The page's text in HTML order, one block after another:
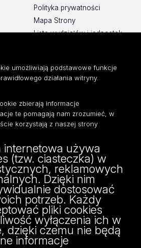
Polityka prywatności
Mapa Strony
Lista wydziałów i jednostek
umożliwiają podstawowe funkcje
działania witryny.
zbierają informacje
te pomagają nam zrozumieć, w
korzystają z naszej strony
internetowa używa
(tzw. ciasteczka) w
reklamowych
Dzięki nim
dostosować
potrzeb. Każdy
pliki cookies
wyłączenia ich w
dzięki czemu nie będą
informacje